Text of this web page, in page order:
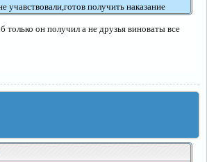
учавствовали,готов получить наказание
только он получил а не друзья виноваты все